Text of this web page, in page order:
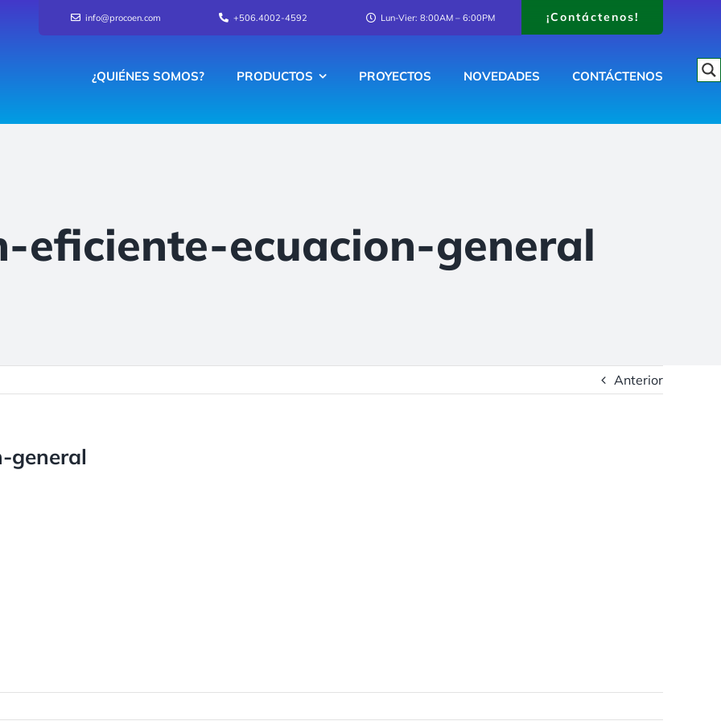
info@procoen.com +506.4002-4592 Lun-Vier: 8:00AM – 6:00PM ¡Contáctenos!
¿QUIÉNES SOMOS? PRODUCTOS PROYECTOS NOVEDADES CONTÁCTENOS
eficiente-ecuacion-general
Anterior
general